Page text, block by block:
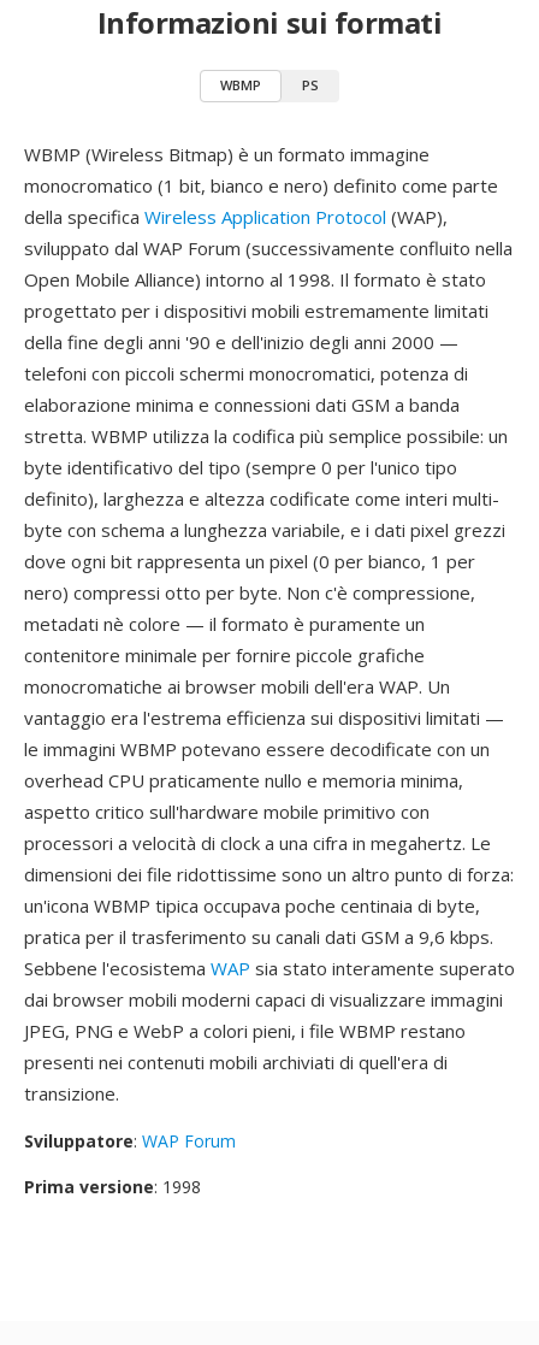
Informazioni sui formati
WBMP PS
WBMP (Wireless Bitmap) è un formato immagine
monocromatico (1 bit, bianco e nero) definito come parte
della specifica Wireless Application Protocol (WAP),
sviluppato dal WAP Forum (successivamente confluito nella
Open Mobile Alliance) intorno al 1998. Il formato è stato
progettato per i dispositivi mobili estremamente limitati
della fine degli anni '90 e dell'inizio degli anni 2000 —
telefoni con piccoli schermi monocromatici, potenza di
elaborazione minima e connessioni dati GSM a banda
stretta. WBMP utilizza la codifica più semplice possibile: un
byte identificativo del tipo (sempre 0 per l'unico tipo
definito), larghezza e altezza codificate come interi multi-
byte con schema a lunghezza variabile, e i dati pixel grezzi
dove ogni bit rappresenta un pixel (0 per bianco, 1 per
nero) compressi otto per byte. Non c'è compressione,
metadati nè colore — il formato è puramente un
contenitore minimale per fornire piccole grafiche
monocromatiche ai browser mobili dell'era WAP. Un
vantaggio era l'estrema efficienza sui dispositivi limitati —
le immagini WBMP potevano essere decodificate con un
overhead CPU praticamente nullo e memoria minima,
aspetto critico sull'hardware mobile primitivo con
processori a velocità di clock a una cifra in megahertz. Le
dimensioni dei file ridottissime sono un altro punto di forza:
un'icona WBMP tipica occupava poche centinaia di byte,
pratica per il trasferimento su canali dati GSM a 9,6 kbps.
Sebbene l'ecosistema WAP sia stato interamente superato
dai browser mobili moderni capaci di visualizzare immagini
JPEG, PNG e WebP a colori pieni, i file WBMP restano
presenti nei contenuti mobili archiviati di quell'era di
transizione.
Sviluppatore: WAP Forum
Prima versione: 1998